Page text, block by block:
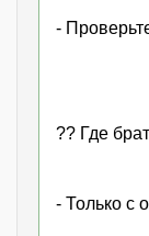
-
?? Где
- Только с